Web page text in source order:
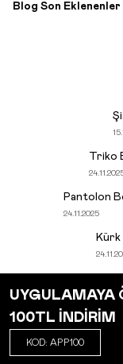
Blog Son Eklenenler
Triko
Pantolon
24.11.2025
Kürk
UYGULAMAYA
100TL İNDİRİM
KOD: APP100